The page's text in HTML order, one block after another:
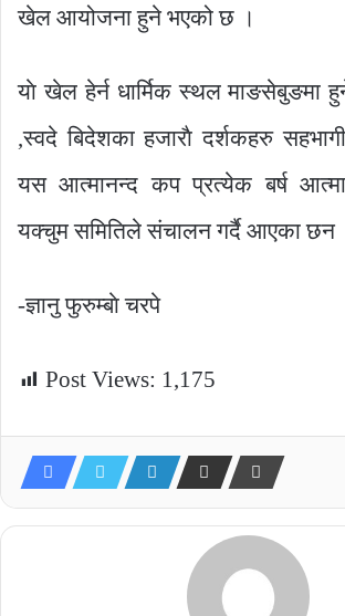
खेल आयोजना हुने भएको छ ।
याे खेल हेर्न धार्मिक स्थल माङसेबुङमा
,स्वदे बिदेशका हजाराै दर्शकहरु
यस आत्मानन्द कप प्रत्येक बर्ष
यक्चुम समितिले संचालन गर्दै आएका छन
-ज्ञानु फुरुम्बाे चरपे
Post Views: 1,175